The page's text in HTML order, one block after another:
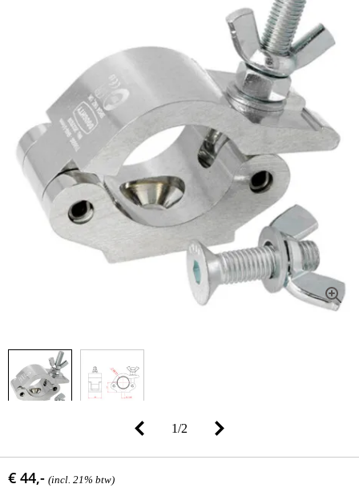
1/2
€ 44,- (incl. 21% btw)